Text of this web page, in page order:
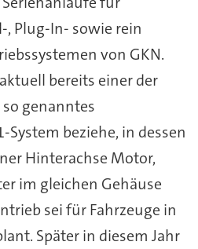
, Plug-In- sowie rein
von GKN.
bereits einer der
genanntes
beziehe, in dessen
Hinterachse Motor,
im gleichen Gehäuse
sei für Fahrzeuge in
Später in diesem Jahr